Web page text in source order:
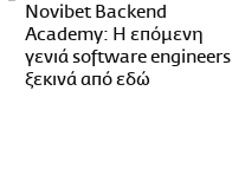
Novibet Backend
Academy: Η επόμενη
γενιά software engineers
ξεκινά από εδώ